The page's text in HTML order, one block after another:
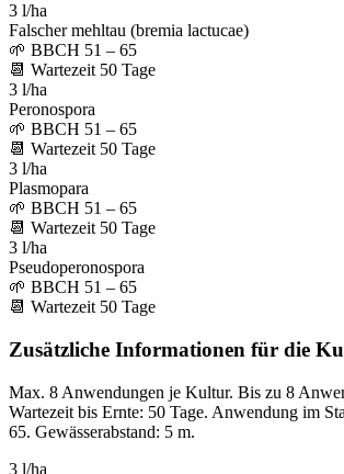
3 l/ha
Falscher mehltau (bremia lactucae)
🌱 BBCH 51 – 65
📆 Wartezeit 50 Tage
3 l/ha
Peronospora
🌱 BBCH 51 – 65
📆 Wartezeit 50 Tage
3 l/ha
Plasmopara
🌱 BBCH 51 – 65
📆 Wartezeit 50 Tage
3 l/ha
Pseudoperonospora
🌱 BBCH 51 – 65
📆 Wartezeit 50 Tage
Zusätzliche Informationen für die
Max. 8 Anwendungen je Kultur. Bis zu 8
Wartezeit bis Ernte: 50 Tage. Anwendung im
65. Gewässerabstand: 5 m.
3 l/ha